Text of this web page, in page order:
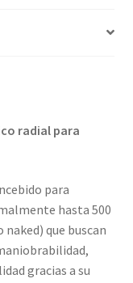
radial para
para
hasta 500
que buscan
gracias a su